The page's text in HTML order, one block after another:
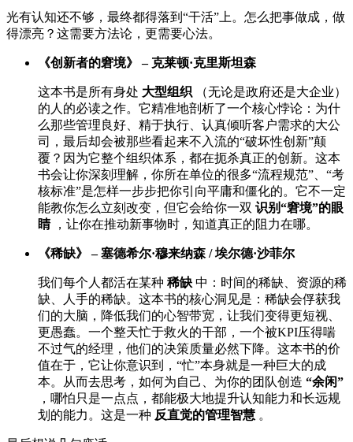
光有认知还不够，最终都得落到“干活”上。怎么把事做成，做
得漂亮？这需要方法论，更需要心法。
《创新者的窘境》 – 克莱顿·克里斯坦森
这本书是所有身处 大型组织
（无论是政府还是大企业）
的人的必读之作。它精准地剖析了一个核心悖论：为什
么那些管理良好、精于执行、认真倾听客户需求的大公
司，最后却会被那些看起来不入流的“破坏性创新”颠
覆？因为它整个组织体系，都在扼杀真正的创新。这本
书会让你深刻理解，你所在单位的很多“流程规范”、“考
核标准”是怎样一步步把你引向平庸和僵化的。它不一定
能教你怎么立刻改变，但它会给你一双 识别“窘境”的眼
睛 ，让你在推动新事物时，知道真正的阻力在哪。
《稀缺》 – 塞德希尔·穆来纳森 / 埃尔德·沙菲尔
我们每个人都活在某种 稀缺 中：时间的稀缺、资源的稀
缺、人手的稀缺。这本书的核心洞见是：稀缺会俘获我
们的大脑，降低我们的心智带宽，让我们变得更短视、
更愚蠢。一个整天忙于救火的干部，一个被KPI压得喘
不过气的经理，他们的决策质量必然下降。这本书的价
值在于，它让你意识到，“忙”本身就是一种巨大的成
本。从而去思考，如何为自己、为你的团队创造 “余闲”
，哪怕只是一点点，都能极大地提升认知能力和长远规
划的能力。这是一种 反直觉的管理智慧 。